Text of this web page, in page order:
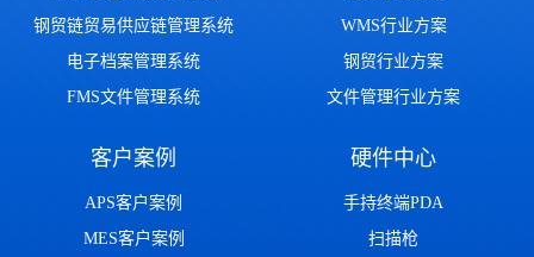
钢贸链贸易供应链管理系统
电子档案管理系统
FMS文件管理系统
WMS行业方案
钢贸行业方案
文件管理行业方案
客户案例
APS客户案例
MES客户案例
硬件中心
手持终端PDA
扫描枪